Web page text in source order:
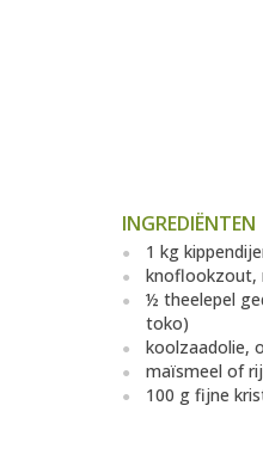
INGREDIËNTEN
1 kg
knoflookzout,
½ theelepel
toko)
koolzaadolie,
maïsmeel of
100 g fijne